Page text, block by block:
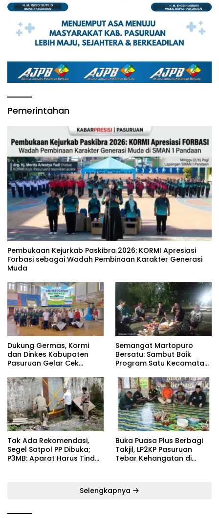
Pemerintahan
‎Pembukaan Kejurkab Paskibra 2026: KORMI Apresiasi
Forbasi sebagai Wadah Pembinaan Karakter Generasi
Muda
Dukung Germas, Kormi
dan Dinkes Kabupaten
Pasuruan Gelar Cek
Semangat Martopuro
Bersatu: Sambut Baik
Program Satu Kecamatan
Kebangkitan Persekabpas
‎Tak Ada Rekomendasi,
Segel Satpol PP Dibuka;
P3MB: Aparat Harus Tindak
‎Buka Puasa Plus Berbagi
Takjil, LP2KP Pasuruan
Tebar Kehangatan di
Selengkapnya